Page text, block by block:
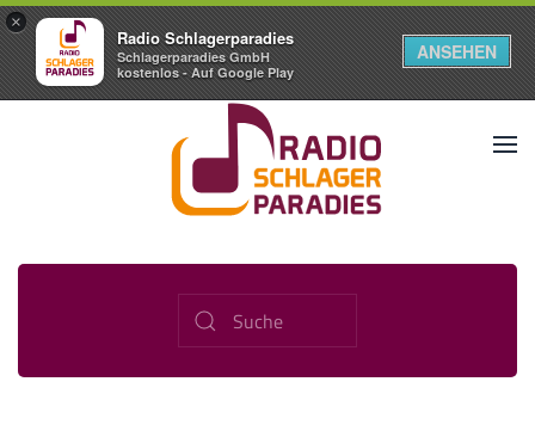
×
Radio Schlagerparadies
Schlagerparadies GmbH
kostenlos - Auf Google Play
ANSEHEN